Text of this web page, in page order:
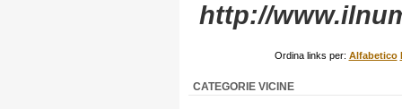
http://
Ordina links per: Alfabetico
CATEGORIE VICINE